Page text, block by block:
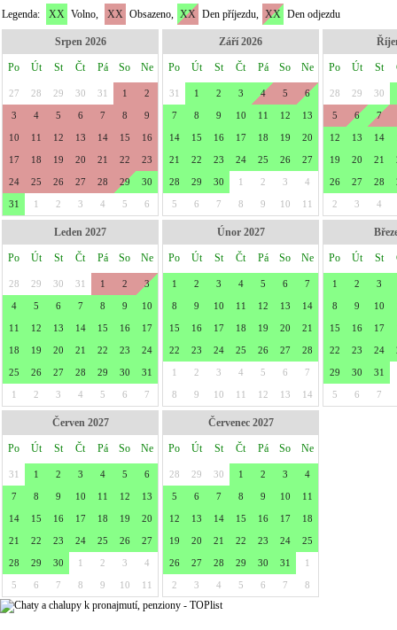
Legenda: XX Volno, XX Obsazeno, XX Den příjezdu, XX Den odjezdu
Srpen 2026
Po Út St Čt Pá So Ne
27 28 29 30 31 1 2
3 4 5 6 7 8 9
10 11 12 13 14 15 16
17 18 19 20 21 22 23
24 25 26 27 28 29 30
31 1 2 3 4 5 6
Září 2026
Po Út St Čt Pá So Ne
31 1 2 3 4 5 6
7 8 9 10 11 12 13
14 15 16 17 18 19 20
21 22 23 24 25 26 27
28 29 30 1 2 3 4
5 6 7 8 9 10 11
Po Út St
28 29 30
5 6 7
12 13 14
19 20 21
26 27 28
2 3 4
Leden 2027
Po Út St Čt Pá So Ne
28 29 30 31 1 2 3
4 5 6 7 8 9 10
11 12 13 14 15 16 17
18 19 20 21 22 23 24
25 26 27 28 29 30 31
1 2 3 4 5 6 7
Únor 2027
Po Út St Čt Pá So Ne
1 2 3 4 5 6 7
8 9 10 11 12 13 14
15 16 17 18 19 20 21
22 23 24 25 26 27 28
1 2 3 4 5 6 7
8 9 10 11 12 13 14
Po Út St
1 2 3
8 9 10
15 16 17
22 23 24
29 30 31
5 6 7
Červen 2027
Po Út St Čt Pá So Ne
31 1 2 3 4 5 6
7 8 9 10 11 12 13
14 15 16 17 18 19 20
21 22 23 24 25 26 27
28 29 30 1 2 3 4
5 6 7 8 9 10 11
Červenec 2027
Po Út St Čt Pá So Ne
28 29 30 1 2 3 4
5 6 7 8 9 10 11
12 13 14 15 16 17 18
19 20 21 22 23 24 25
26 27 28 29 30 31 1
2 3 4 5 6 7 8